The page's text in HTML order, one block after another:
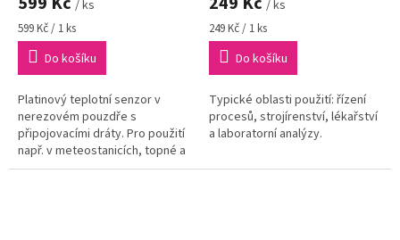
/ ks
Měrná
cena:
599 Kč / 1 ks
Do košíku
Platinový teplotní senzor v
nerezovém pouzdře s
připojovacími dráty. Pro použití
např. v meteostanicích, topné a
klimatizační technice,
/ ks
Měrná
cena:
249 Kč / 1 ks
Do košíku
Typické oblasti použití: řízení
procesů, strojírenství, lékařství
a laboratorní analýzy.